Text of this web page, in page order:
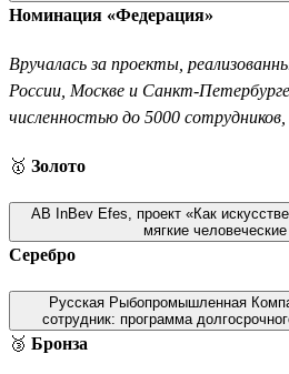
Номинация «Федерация»
Вручалась за проекты,
России, Москве и Санкт-
численностью до 5000 сотрудников,
🥇 Золото
AB InBev Efes, проект «Как
мягкие
Серебро
Русская Рыбопромышленная
сотрудник: программа
🥉 Бронза